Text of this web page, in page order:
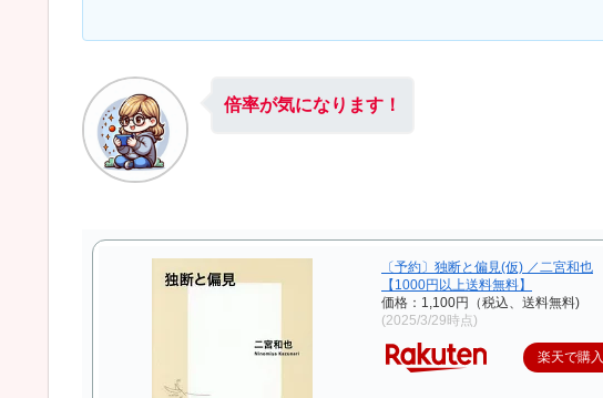
倍率が気になります！
〔予約〕独断と偏見(仮) ／二宮和也
【1000円以上送料無料】
価格：1,100円（税込、送料無料)
(2025/3/29時点)
楽天で購入